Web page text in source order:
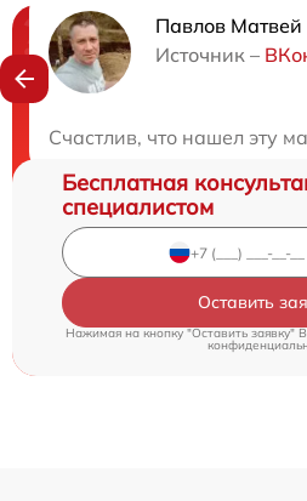
Павлов Матвей
Источник –
Счастлив, что нашел эту
Нужна
Бесплатная
специалистом
Оставить
Нажимая на кнопку "Оставить заявку"